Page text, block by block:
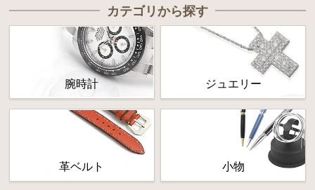
カテゴリから探す
腕時計 ジュエリー
革ベルト 小物